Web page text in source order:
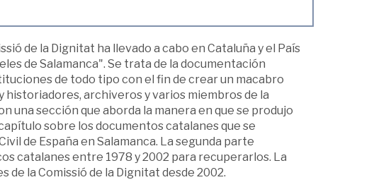
de la Dignitat ha llevado a cabo en Cataluña y el País
de Salamanca". Se trata de la documentación
de todo tipo con el fin de crear un macabro
historiadores, archiveros y varios miembros de la
una sección que aborda la manera en que se produjo
sobre los documentos catalanes que se
de España en Salamanca. La segunda parte
catalanes entre 1978 y 2002 para recuperarlos. La
de la Comissió de la Dignitat desde 2002.